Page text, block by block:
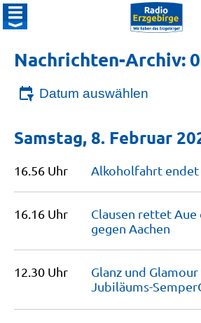
Nachrichten-Archiv:
Datum auswählen
Samstag, 8. Februar
16.56 Uhr Alkoholfahrt endet
16.16 Uhr
Clausen rettet Aue
gegen Aachen
12.30 Uhr
Glanz und
Jubiläums-